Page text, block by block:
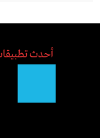
أحدث تطبيقات